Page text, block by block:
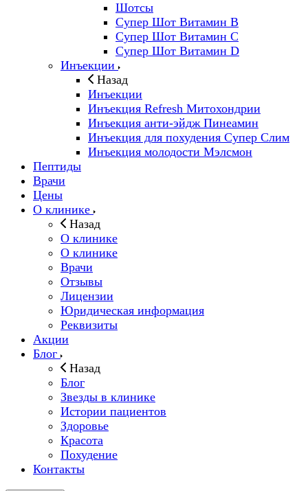
Шотсы
Супер Шот Витамин B
Супер Шот Витамин C
Супер Шот Витамин D
Инъекции
Назад
Инъекции
Инъекция Refresh Митохондрии
Инъекция анти-эйдж Пинеамин
Инъекция для похудения Супер Слим
Инъекция молодости Мэлсмон
Пептиды
Врачи
Цены
О клинике
Назад
О клинике
О клинике
Врачи
Отзывы
Лицензии
Юридическая информация
Реквизиты
Акции
Блог
Назад
Блог
Звезды в клинике
Истории пациентов
Здоровье
Красота
Похудение
Контакты